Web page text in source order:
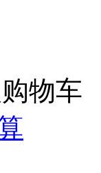
物车